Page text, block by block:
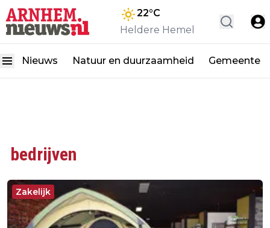
22°C
Heldere Hemel
Nieuws Natuur en duurzaamheid Gemeente
bedrijven
Zakelijk